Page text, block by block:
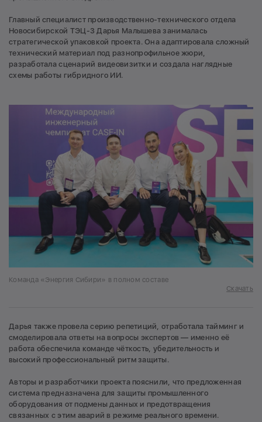
Главный специалист производственно-технического отдела
Новосибирской ТЭЦ-3 Дарья Малышева занималась
стратегической упаковкой проекта. Она адаптировала сложный
технический материал под разнопрофильное жюри,
разработала сценарий видеовизитки и создала наглядные
схемы работы гибридного ИИ.
Команда «Энергия Сибири» в полном составе
Скачать
Дарья также провела серию репетиций, отработала тайминг и
смоделировала ответы на вопросы экспертов — именно её
работа обеспечила команде чёткость, убедительность и
высокий профессиональный ритм защиты.
Авторы и разработчики проекта пояснили, что предложенная
система предназначена для защиты промышленного
оборудования от подмены данных и предотвращения
связанных с этим аварий в режиме реального времени.